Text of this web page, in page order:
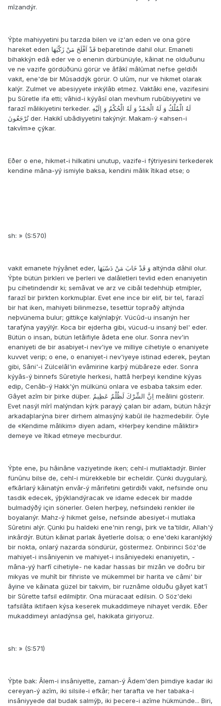
mîzandýr.
Ýþte mahiyyetini þu tarzda bilen ve iz'an eden ve ona göre
hareket eden قَدْ اَفْلَحَ مَنْ زَكّيَهَا beþaretinde dahil olur. Emaneti
bihakkýn edâ eder ve o enenin dürbünüyle, kâinat ne olduðunu
ve ne vazife gördüðünü görür ve âfâkî mâlûmat nefse geldiði
vakit, ene'de bir Mûsaddýk görür. O ulûm, nur ve hikmet olarak
kalýr. Zulmet ve abesiyyete inkýlâb etmez. Vaktâki ene, vazifesini
þu Sûretle ifa etti; vâhid-i kýyâsî olan mevhum rubûbiyyetini ve
farazî mâlikiyetini terkeder. لَهُ الْمُلْكُ وَ لَهُ الْحَمْدُ وَ لَهُ الْحُكْمُ وَ اِلَيْهِ
تُرْجَعُونَ der. Hakikî ubâdiyyetini takýnýr. Makam-ý «ahsen-i
takvîm»e çýkar.
Eðer o ene, hikmet-i hilkatini unutup, vazife-i fýtriyesini terkederek
kendine mâna-yý ismiyle baksa, kendini mâlik îtikad etse; o
sh: » (S:570)
vakit emanete hýyânet eder, وَ قَدْ خَابَ مَنْ دَسّيَهَا altýnda dâhil olur.
Ýþte bütün þirkleri ve þerleri ve dalâletleri tevlid eden enaniyetin
þu cihetindendir ki; semâvat ve arz ve cibâl tedehhüþ etmiþler,
farazî bir þirkten korkmuþlar. Evet ene ince bir elif, bir tel, farazî
bir hat iken, mahiyeti bilinmezse, tesettür topraðý altýnda
neþvünema bulur; gittikçe kalýnlaþýr. Vücûd-u insanýn her
tarafýna yayýlýr. Koca bir ejderha gibi, vücud-u insaný bel' eder.
Bütün o insan, bütün letâifiyle âdeta ene olur. Sonra nev'in
enaniyeti de bir asabiyet-i nev'iye ve milliye cihetiyle o enaniyete
kuvvet verip; o ene, o enaniyet-i nev'iyeye istinad ederek, þeytan
gibi, Sâni'-i Zülcelâl'in evâmirine karþý mübâreze eder. Sonra
kýyâs-ý binnefs Sûretiyle herkesi, hattâ herþeyi kendine kýyas
edip, Cenâb-ý Hakk'ýn mülkünü onlara ve esbaba taksim eder.
Gâyet azîm bir þirke düþer. اِنَّ الشِّرْكَ لَظُلْمٌ عَظِيمٌ meâlini gösterir.
Evet nasýl mîrî malýndan kýrk parayý çalan bir adam, bütün hâzýr
arkadaþlarýna birer dirhem almasýný kabûl ile hazmedebilir. Öyle
de «Kendime mâlikim» diyen adam, «Herþey kendine mâliktir»
demeye ve îtikad etmeye mecburdur.
Ýþte ene, þu hâinâne vaziyetinde iken; cehl-i mutlaktadýr. Binler
fünûnu bilse de, cehl-i mürekkeble bir echeldir. Çünki duygularý,
efkârlarý kâinatýn envâr-ý mârifetini getirdiði vakit, nefsinde onu
tasdik edecek, ýþýklandýracak ve idame edecek bir madde
bulmadýðý için sönerler. Gelen herþey, nefsindeki renkler ile
boyalanýr. Mahz-ý hikmet gelse, nefsinde abesiyet-i mutlaka
Sûretini alýr. Çünki þu haldeki ene'nin rengi, þirk ve ta'tildir, Allah'ý
inkârdýr. Bütün kâinat parlak âyetlerle dolsa; o ene'deki karanlýklý
bir nokta, onlarý nazarda söndürür, göstermez. Onbirinci Söz'de
mahiyet-i insâniyenin ve mahiyet-i insâniyedeki enaniyetin, -
mâna-yý harfî cihetiyle- ne kadar hassas bir mizân ve doðru bir
mikyas ve muhît bir fihriste ve mükemmel bir harita ve câmi' bir
âyine ve kâinata güzel bir takvim, bir ruznâme olduðu gâyet kat'î
bir Sûrette tafsil edilmiþtir. Ona müracaat edilsin. O Söz'deki
tafsilâta iktifaen kýsa keserek mukaddimeye nihayet verdik. Eðer
mukaddimeyi anladýnsa gel, hakikata giriyoruz.
sh: » (S:571)
Ýþte bak: Âlem-i insâniyette, zaman-ý Âdem'den þimdiye kadar iki
cereyan-ý azîm, iki silsile-i efkâr; her tarafta ve her tabaka-i
insâniyyede dal budak salmýþ, iki þecere-i azîme hükmünde... Biri,